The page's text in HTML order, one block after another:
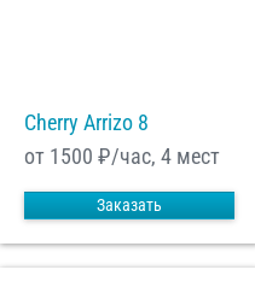
Cherry Arrizo 8
от 1500 ₽/час, 4 мест
Заказать